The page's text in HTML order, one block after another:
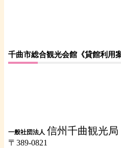
千曲市総合観光会館《貸館利用
一般社団法人 信州千曲観光局
〒389-0821